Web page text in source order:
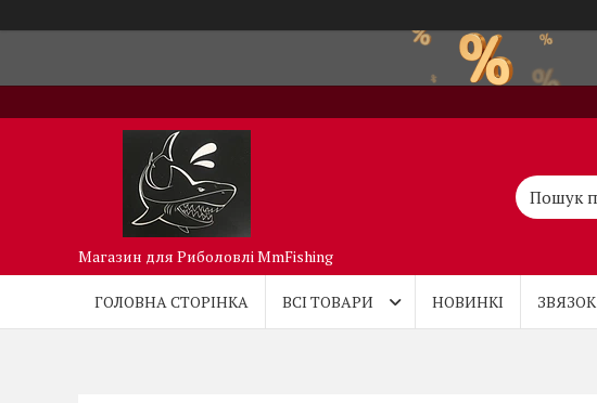
Магазин для Риболовлі MmFishing
ГОЛОВНА СТОРІНКА ВСІ ТОВАРИ НОВИНКІ ЗВЯЗОК